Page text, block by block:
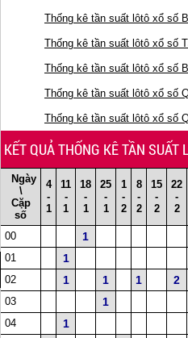
Thống kê tần suất lôtô xổ số
Thống kê tần suất lôtô xổ số
Thống kê tần suất lôtô xổ số
Thống kê tần suất lôtô xổ số
Thống kê tần suất lôtô xổ số
KẾT QUẢ THỐNG KÊ TẦN SUẤT
Ngày
\
Cặp
số
4
-
1
11
-
1
18
-
1
25
-
1
1
-
2
8
-
2
15
-
2
22
-
2
00 1
01 1
02 1 1 1 2
03 1
04 1